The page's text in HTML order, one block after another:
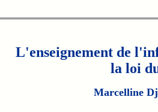
L'enseignement de
la loi
Marcelline